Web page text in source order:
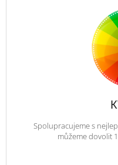
Spolupracujeme s
můžeme dovolit